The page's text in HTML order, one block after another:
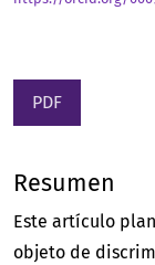
PDF
Resumen
Este artículo
objeto de